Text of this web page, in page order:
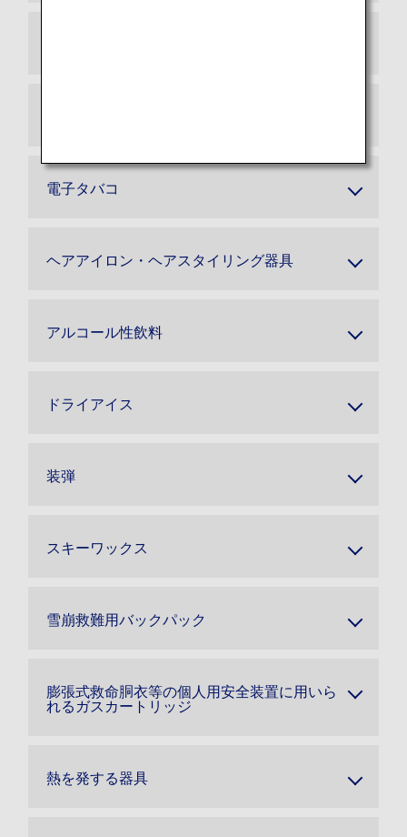
電子タバコ
ヘアアイロン・ヘアスタイリング器具
アルコール性飲料
ドライアイス
装弾
スキーワックス
雪崩救難用バックパック
膨張式救命胴衣等の個人用安全装置に用いら
れるガスカートリッジ
熱を発する器具